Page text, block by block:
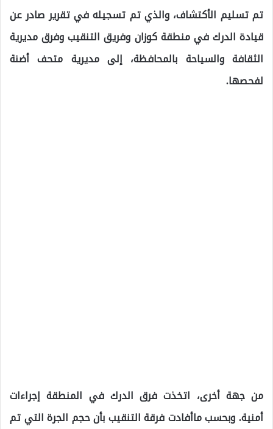
تم تسليم الأكتشاف، والذي تم تسجيله في تقرير صادر عن
قيادة الدرك في منطقة كوزان وفريق التنقيب وفرق مديرية
الثقافة والسياحة بالمحافظة، إلى مديرية متحف أضنة
لفحصها.
من جهة أخرى، اتخذت فرق الدرك في المنطقة إجراءات
أمنية. وبحسب ماأفادت فرقة التنقيب بأن حجم الجرة التي تم